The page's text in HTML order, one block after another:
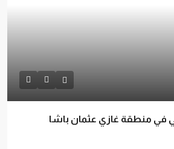
منطقة غازي عثمان باشا